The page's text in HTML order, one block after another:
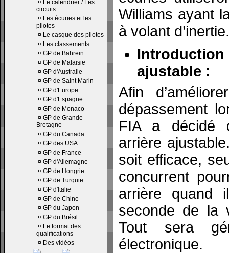
¤ Le calendrier / Les
circuits
¤ Les écuries et les
pilotes
¤ Le casque des pilotes
¤ Les classements
¤ GP de Bahrein
¤ GP de Malaisie
¤ GP d'Australie
¤ GP de Saint Marin
¤ GP d'Europe
¤ GP d'Espagne
¤ GP de Monaco
¤ GP de Grande
Bretagne
¤ GP du Canada
¤ GP des USA
¤ GP de France
¤ GP d'Allemagne
¤ GP de Hongrie
¤ GP de Turquie
¤ GP d'Italie
¤ GP de Chine
¤ GP du Japon
¤ GP du Brésil
¤ Le format des
qualifications
¤ Des vidéos
Williams ayant
à volant d’inertie.
ajustable :
Afin
dépassement
FIA a décidé
arrière
soit efficace,
concurrent
arrière quand
seconde de la
Tout sera
électronique.